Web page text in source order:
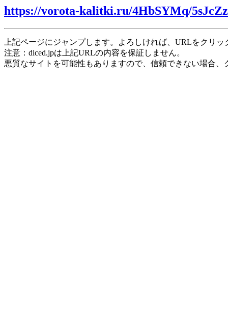
https://vorota-kalitki.ru/4HbSYMq/
上記ページにジャンプします。よろしければ、URLをクリ
注意：diced.jpは上記URLの内容を保証しません。
悪質なサイトを可能性もありますので、信頼できない場合、